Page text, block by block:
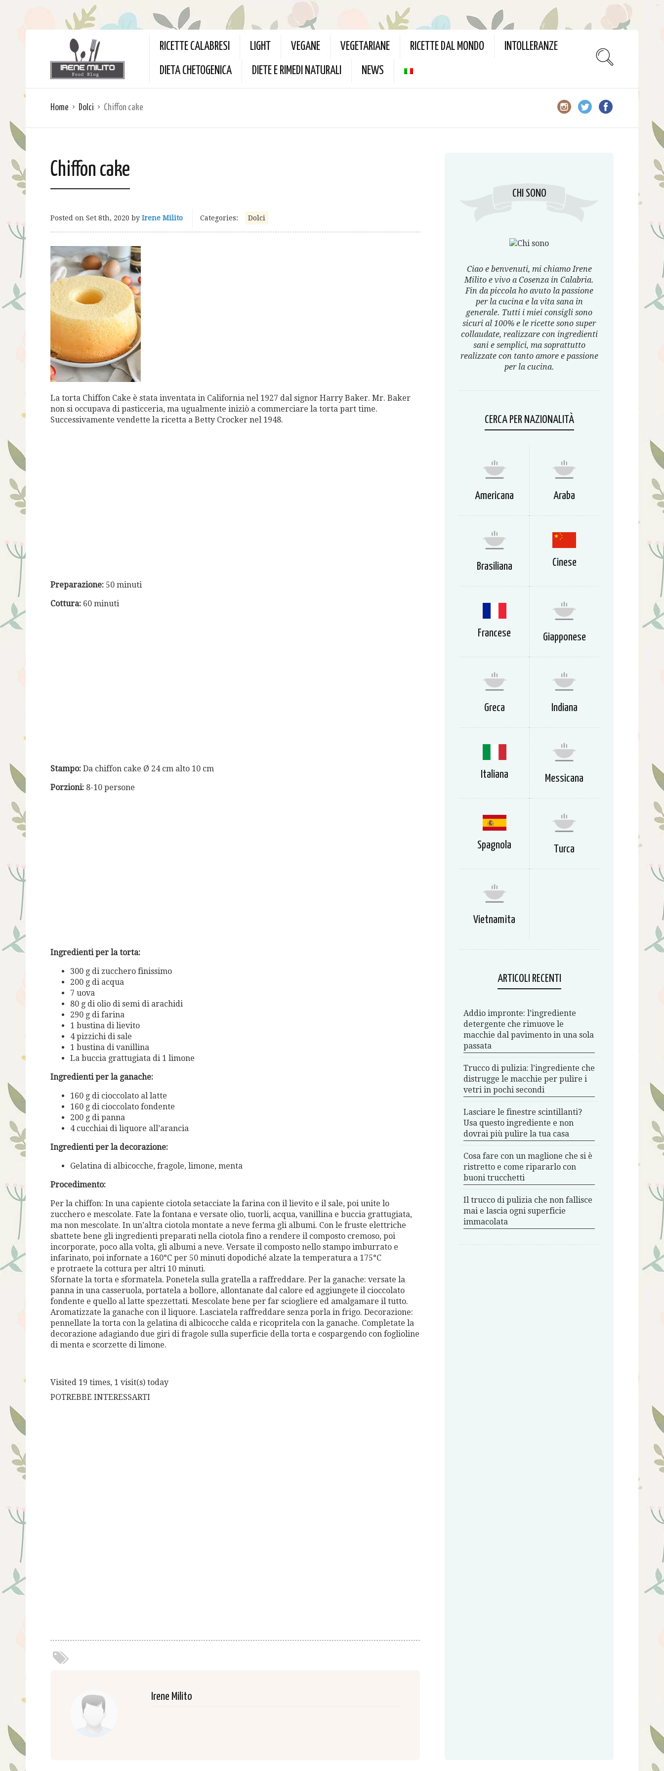
RICETTE CALABRESI LIGHT VEGANE VEGETARIANE RICETTE DAL MONDO INTOLLERANZE
DIETA CHETOGENICA DIETE E RIMEDI NATURALI NEWS
Home Dolci Chiffon cake
Chiffon cake
Posted on Set 8th, 2020 by Irene Milito Categories: Dolci
La torta Chiffon Cake è stata inventata in California nel 1927 dal signor Harry Baker. Mr. Baker
non si occupava di pasticceria, ma ugualmente iniziò a commerciare la torta part time.
Successivamente vendette la ricetta a Betty Crocker nel 1948.
Preparazione: 50 minuti
Cottura: 60 minuti
Stampo: Da chiffon cake Ø 24 cm alto 10 cm
Porzioni: 8-10 persone
Ingredienti per la torta:
300 g di zucchero finissimo
200 g di acqua
7 uova
80 g di olio di semi di arachidi
290 g di farina
1 bustina di lievito
4 pizzichi di sale
1 bustina di vanillina
La buccia grattugiata di 1 limone
Ingredienti per la ganache:
160 g di cioccolato al latte
160 g di cioccolato fondente
200 g di panna
4 cucchiai di liquore all’arancia
Ingredienti per la decorazione:
Gelatina di albicocche, fragole, limone, menta
Procedimento:
Per la chiffon: In una capiente ciotola setacciate la farina con il lievito e il sale, poi unite lo
zucchero e mescolate. Fate la fontana e versate olio, tuorli, acqua, vanillina e buccia grattugiata,
ma non mescolate. In un’altra ciotola montate a neve ferma gli albumi. Con le fruste elettriche
sbattete bene gli ingredienti preparati nella ciotola fino a rendere il composto cremoso, poi
incorporate, poco alla volta, gli albumi a neve. Versate il composto nello stampo imburrato e
infarinato, poi infornate a 160°C per 50 minuti dopodiché alzate la temperatura a 175°C
e protraete la cottura per altri 10 minuti.
Sfornate la torta e sformatela. Ponetela sulla gratella a raffreddare. Per la ganache: versate la
panna in una casseruola, portatela a bollore, allontanate dal calore ed aggiungete il cioccolato
fondente e quello al latte spezzettati. Mescolate bene per far sciogliere ed amalgamare il tutto.
Aromatizzate la ganache con il liquore. Lasciatela raffreddare senza porla in frigo. Decorazione:
pennellate la torta con la gelatina di albicocche calda e ricopritela con la ganache. Completate la
decorazione adagiando due giri di fragole sulla superficie della torta e cospargendo con foglioline
di menta e scorzette di limone.
Visited 19 times, 1 visit(s) today
POTREBBE INTERESSARTI
Irene Milito
CHI SONO
Ciao e benvenuti, mi chiamo Irene
Milito e vivo a Cosenza in Calabria.
Fin da piccola ho avuto la passione
per la cucina e la vita sana in
generale. Tutti i miei consigli sono
sicuri al 100% e le ricette sono super
collaudate, realizzare con ingredienti
sani e semplici, ma soprattutto
realizzate con tanto amore e passione
per la cucina.
CERCA PER NAZIONALITÀ
Americana Araba
Brasiliana Cinese
Francese Giapponese
Greca Indiana
Italiana Messicana
Spagnola Turca
Vietnamita
ARTICOLI RECENTI
Addio impronte: l’ingrediente
detergente che rimuove le
macchie dal pavimento in una sola
passata
Trucco di pulizia: l’ingrediente che
distrugge le macchie per pulire i
vetri in pochi secondi
Lasciare le finestre scintillanti?
Usa questo ingrediente e non
dovrai più pulire la tua casa
Cosa fare con un maglione che si è
ristretto e come ripararlo con
buoni trucchetti
Il trucco di pulizia che non fallisce
mai e lascia ogni superficie
immacolata